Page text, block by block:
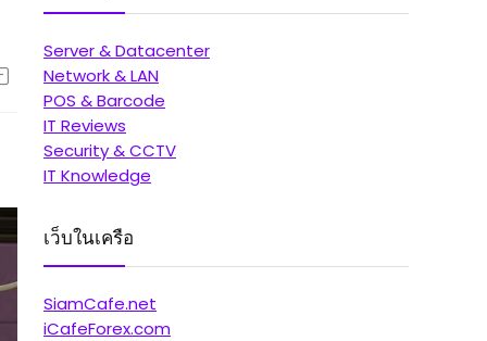
Server & Datacenter
Network & LAN
POS & Barcode
IT Reviews
Security & CCTV
IT Knowledge
เว็บในเครือ
SiamCafe.net
iCafeForex.com